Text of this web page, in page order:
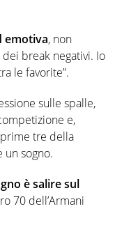
emotiva, non
break negativi. Io
le favorite”.
sulle spalle,
e,
tre della
sogno.
è salire sul
70 dell’Armani